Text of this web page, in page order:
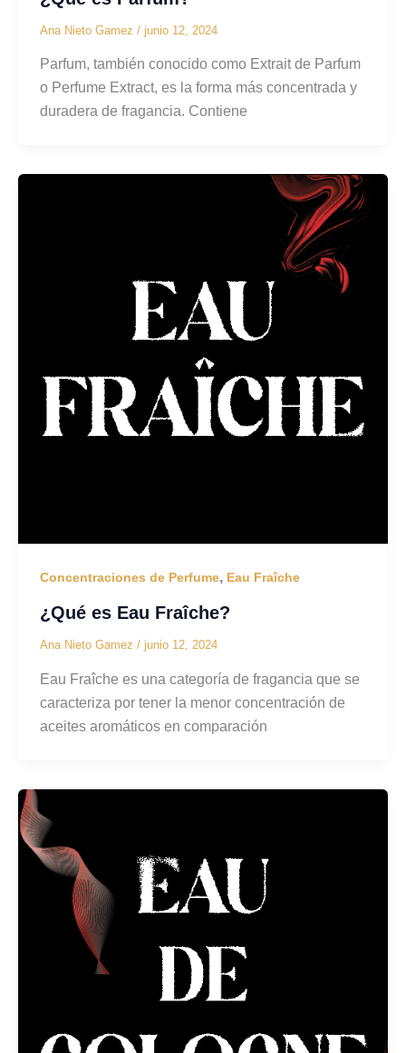
Ana Nieto Gamez / junio 12, 2024
Parfum, también conocido como Extrait de Parfum
o Perfume Extract, es la forma más concentrada y
duradera de fragancia. Contiene
Concentraciones de Perfume, Eau Fraîche
¿Qué es Eau Fraîche?
Ana Nieto Gamez / junio 12, 2024
Eau Fraîche es una categoría de fragancia que se
caracteriza por tener la menor concentración de
aceites aromáticos en comparación